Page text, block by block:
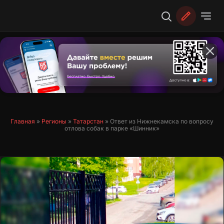
Главная » Регионы » Татарстан » Ответ из Нижнекамска по вопросу
отлова собак в парке «Шинник»